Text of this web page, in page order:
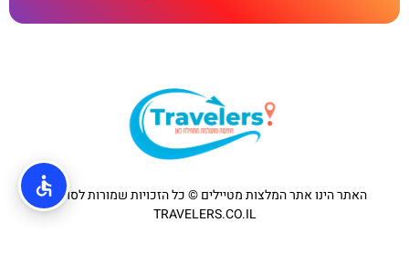
האתר הינו אתר המלצות מטיילים © כל הזכויות שמורות לסוכנות
TRAVELERS.CO.IL